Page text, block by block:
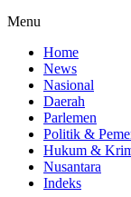
Menu
Home
News
Nasional
Daerah
Parlemen
Politik &
Hukum &
Nusantara
Indeks